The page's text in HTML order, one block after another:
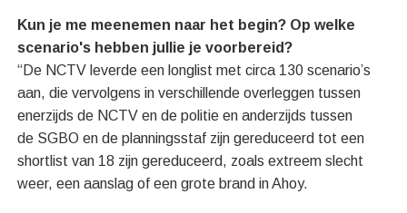
Kun je me meenemen naar het begin? Op welke
scenario's hebben jullie je voorbereid?
“De NCTV leverde een longlist met circa 130 scenario’s
aan, die vervolgens in verschillende overleggen tussen
enerzijds de NCTV en de politie en anderzijds tussen
de SGBO en de planningsstaf zijn gereduceerd tot een
shortlist van 18 zijn gereduceerd, zoals extreem slecht
weer, een aanslag of een grote brand in Ahoy.